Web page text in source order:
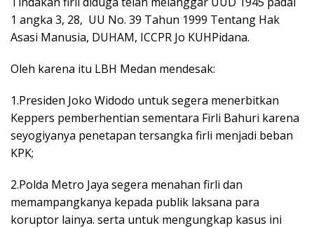
1 angka 3, 28, UU No. 39 Tahun 1999 Tentang Hak
Asasi Manusia, DUHAM, ICCPR Jo KUHPidana.
Oleh karena itu LBH Medan mendesak:
1.Presiden Joko Widodo untuk segera menerbitkan
Keppers pemberhentian sementara Firli Bahuri karena
seyogiyanya penetapan tersangka firli menjadi beban
KPK;
2.Polda Metro Jaya segera menahan firli dan
memampangkanya kepada publik laksana para
koruptor lainya. serta untuk mengungkap kasus ini